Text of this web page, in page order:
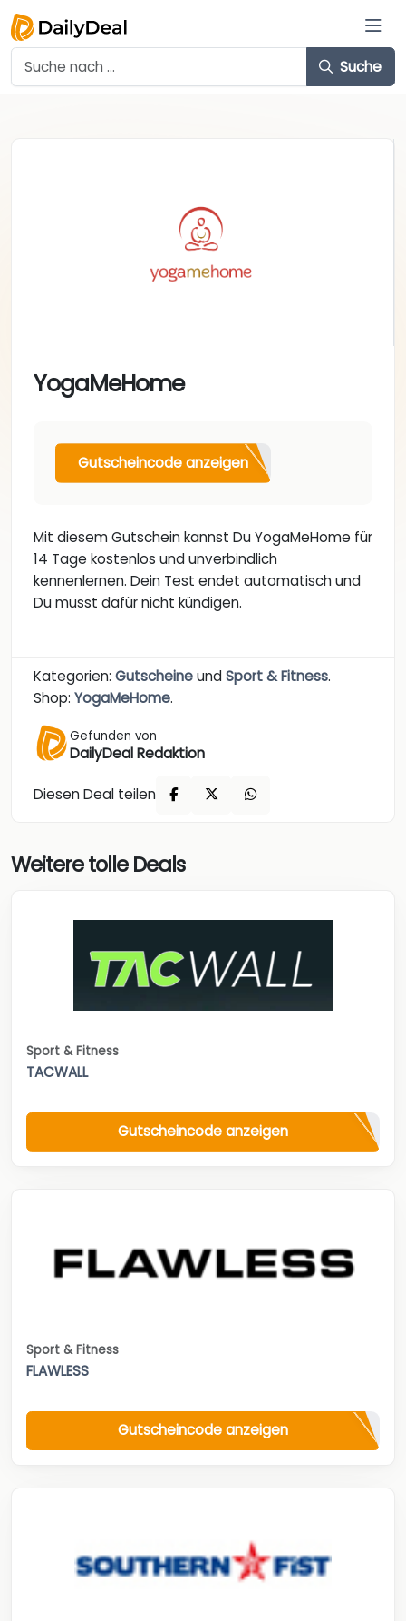
Suche
YogaMeHome
Gutscheincode anzeigen
Mit diesem Gutschein kannst Du YogaMeHome für
14 Tage kostenlos und unverbindlich
kennenlernen. Dein Test endet automatisch und
Du musst dafür nicht kündigen.
Kategorien: GutscheineundSport & Fitness.
Shop: YogaMeHome.
Gefunden von
DailyDeal Redaktion
Diesen Deal teilen
Weitere tolle Deals
Sport & Fitness
TACWALL
Gutscheincode anzeigen
Sport & Fitness
FLAWLESS
Gutscheincode anzeigen